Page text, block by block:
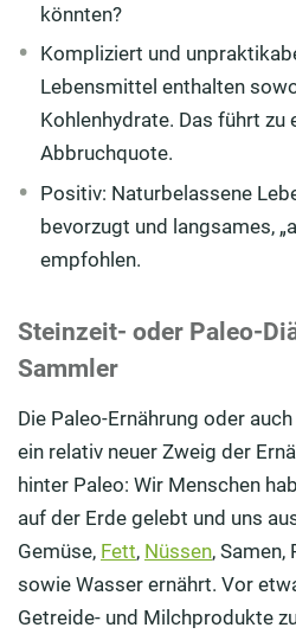
könnten?
Kompliziert und
Lebensmittel enthalten
Kohlenhydrate. Das führt zu
Abbruchquote.
Positiv: Naturbelassene
bevorzugt und langsames,
empfohlen.
Steinzeit- oder Paleo-
Sammler
Die Paleo-Ernährung oder auch
ein relativ neuer Zweig der
hinter Paleo: Wir Menschen
auf der Erde gelebt und uns
Gemüse, Fett, Nüssen, Samen,
sowie Wasser ernährt. Vor
Getreide- und Milchprodukte